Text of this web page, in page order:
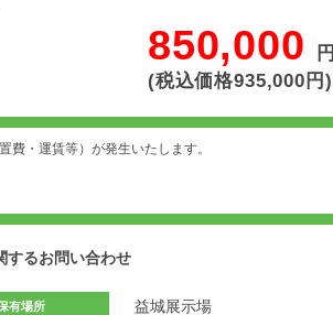
850,000
円
(税込価格935,000円)
費・運賃等）が発生いたします。
するお問い合わせ
有場所 益城展示場